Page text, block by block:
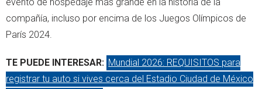
evento de hospedaje más grande en la historia de la
compañía, incluso por encima de los Juegos Olímpicos de
París 2024.
TE PUEDE INTERESAR: Mundial 2026: REQUISITOS para
registrar tu auto si vives cerca del Estadio Ciudad de México